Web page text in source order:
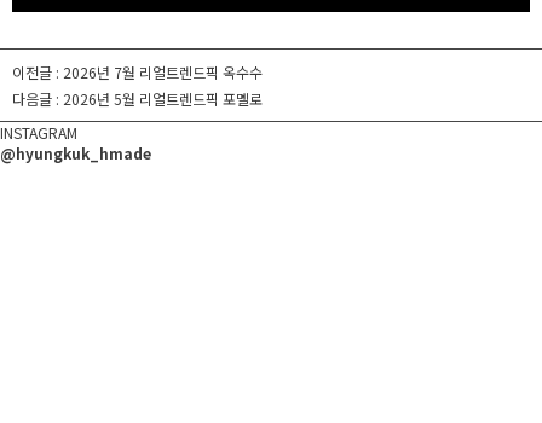
이전글 : 2026년 7월 리얼트렌드픽 옥수수
다음글 : 2026년 5월 리얼트렌드픽 포멜로
INSTAGRAM
@hyungkuk_hmade